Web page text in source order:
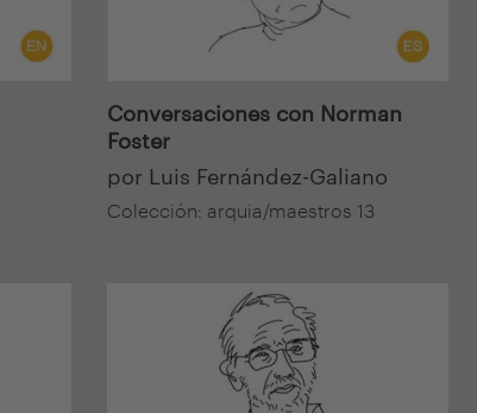
Conversaciones con Norman
Foster
por Luis Fernández-Galiano
Colección: arquia/maestros 13